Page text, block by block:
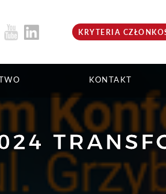
KRYTERIA
KONTAKT